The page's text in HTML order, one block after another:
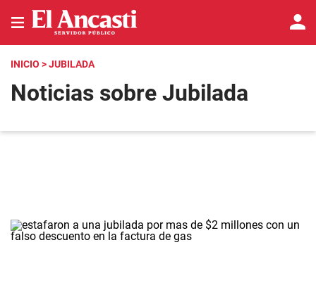
INICIO > JUBILADA
Noticias sobre Jubilada